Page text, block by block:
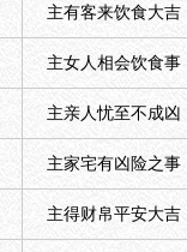
主有客来饮食大吉
主女人相会饮食事
主亲人忧至不成凶
主家宅有凶险之事
主得财帛平安大吉